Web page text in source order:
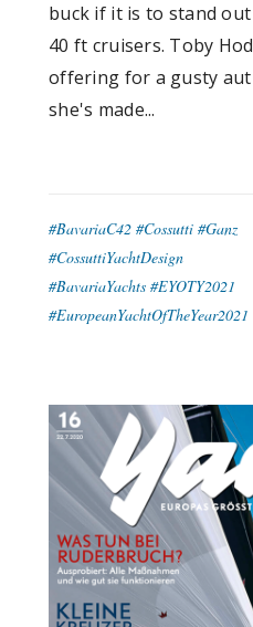
buck if it is to stand
40 ft cruisers. Toby
offering for a gusty
she's made...
#BavariaC42 #Cossutti #Ganz
#CossuttiYachtDesign
#BavariaYachts #EYOTY2021
#EuropeanYachtOfTheYear2021